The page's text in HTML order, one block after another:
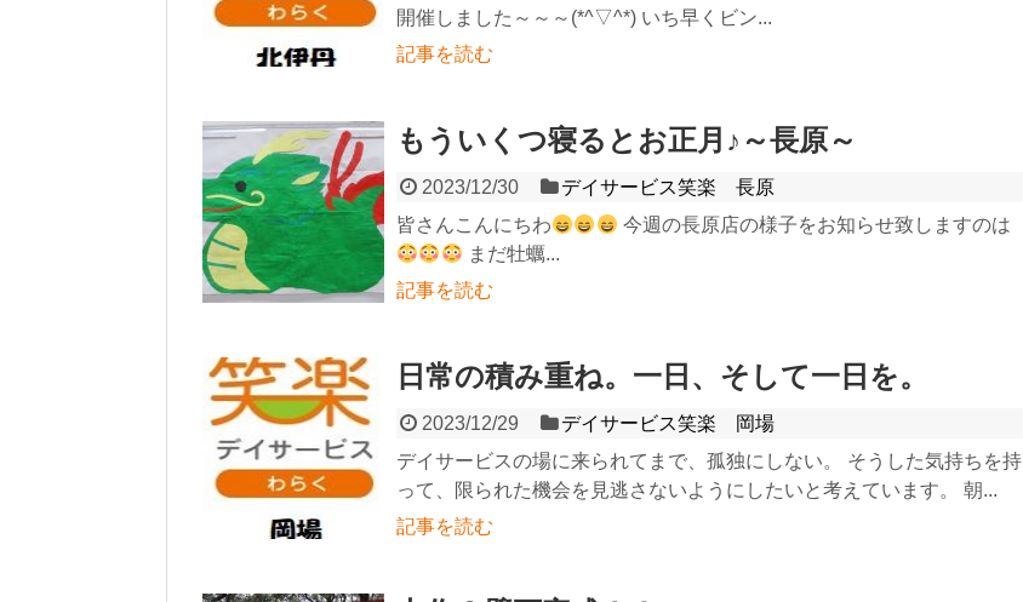
開催しました～～～(*^▽^*) いち早くビン...
記事を読む
もういくつ寝るとお正月♪～長原～
2023/12/30
デイサービス笑楽 長原
皆さんこんにちわ
今週の長原店の様子をお知らせ致しますのは
まだ牡蠣...
記事を読む
日常の積み重ね。一日、そして一日を。
2023/12/29
デイサービス笑楽 岡場
デイサービスの場に来られてまで、孤独にしない。 そうした気持ちを持
って、限られた機会を見逃さないようにしたいと考えています。 朝...
記事を読む